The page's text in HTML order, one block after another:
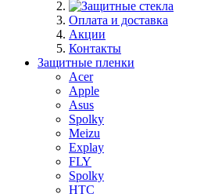
Оплата и доставка
Акции
Контакты
Защитные пленки
Acer
Apple
Asus
Spolky
Meizu
Explay
FLY
Spolky
HTC